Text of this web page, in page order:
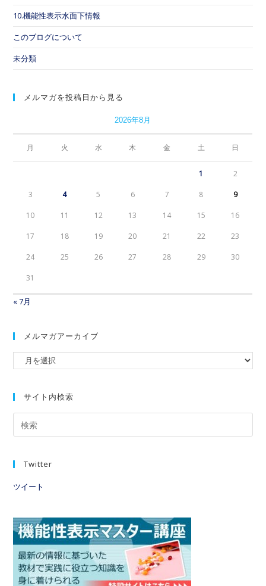
10.機能性表示水面下情報
このブログについて
未分類
メルマガを投稿日から見る
2026年8月
月 火 水 木 金 土 日
1 2
3 4 5 6 7 8 9
10 11 12 13 14 15 16
17 18 19 20 21 22 23
24 25 26 27 28 29 30
31
« 7月
メルマガアーカイブ
サイト内検索
Twitter
ツイート